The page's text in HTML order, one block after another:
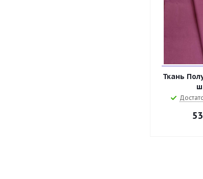
Ткань